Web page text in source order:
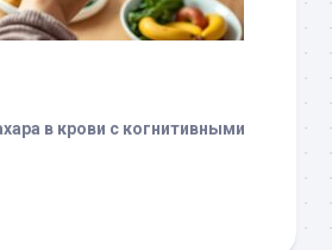
в крови с когнитивными